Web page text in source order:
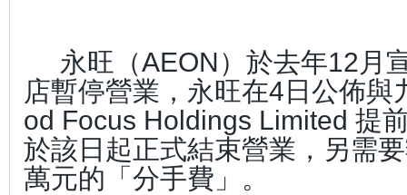
永旺（AEON）於去年12月
店暫停營業，永旺在4日公佈與
od Focus Holdings Limited 提
於該日起正式結束營業，另需
萬元的「分手費」。